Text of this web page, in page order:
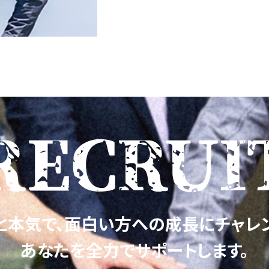
気で、面白い方への成長にチャレ
あなたを全力でサポートします。